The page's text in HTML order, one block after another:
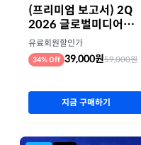
(프리미엄 보고서) 2Q
2026 글로벌미디어기
업 실적 종합 보고서
유료회원할인가
34% Off 39,000원59,000원
지금 구매하기